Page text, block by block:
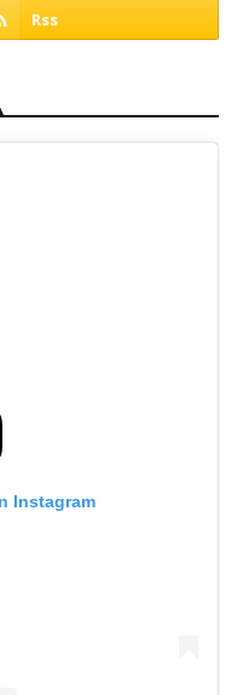
Instagram